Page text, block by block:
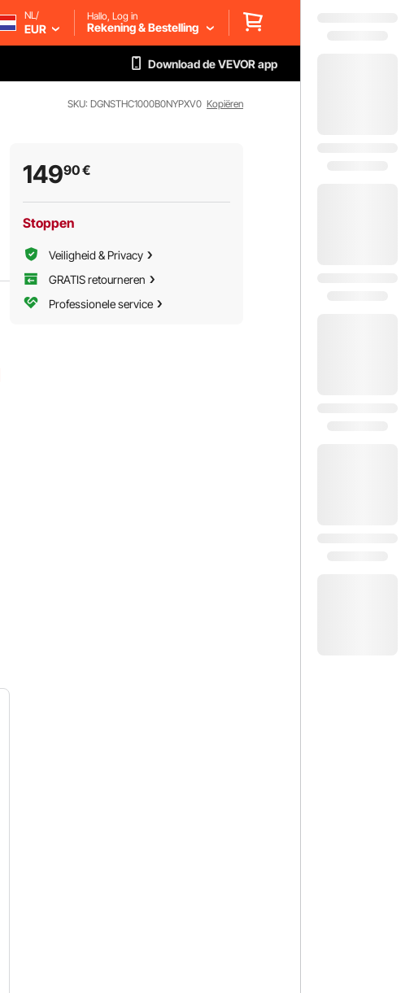
NL/
EUR
Hallo, Log in
Rekening & Bestelling
Download de VEVOR app
SKU: DGNSTHC1000B0NYPXV0 Kopiëren
14990€
Stoppen
Veiligheid & Privacy
GRATIS retourneren
Professionele service